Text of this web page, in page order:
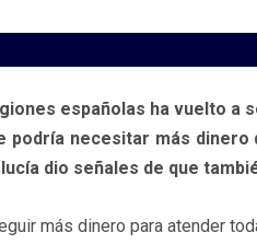
españolas ha vuelto
podría necesitar más
dio señales de que
más dinero para atender